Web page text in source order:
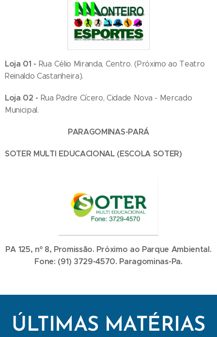
Loja 01 - Rua Célio Miranda, Centro. (Próximo ao Teatro
Reinaldo Castanheira).
Loja 02 - Rua Padre Cícero, Cidade Nova - Mercado
Municipal.
PARAGOMINAS-PARÁ
SOTER MULTI EDUCACIONAL (ESCOLA SOTER)
PA 125, nº 8, Promissão. Próximo ao Parque Ambiental.
Fone: (91) 3729-4570. Paragominas-Pa.
ÚLTIMAS MATÉRIAS